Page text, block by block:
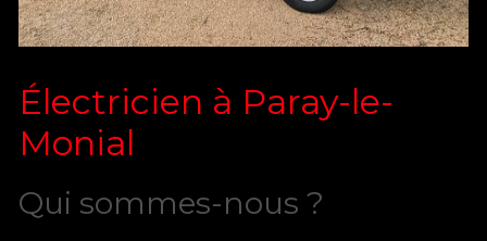
Électricien à Paray-le-
Monial
Qui sommes-nous ?